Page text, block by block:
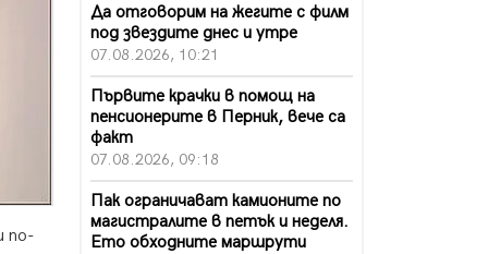
по-
Да отговорим на жегите с филм
под звездите днес и утре
07.08.2026, 10:21
Първите крачки в помощ на
пенсионерите в Перник, вече са
факт
07.08.2026, 09:18
Пак ограничават камионите по
магистралите в петък и неделя.
Ето обходните маршрути